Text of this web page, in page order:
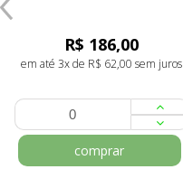
R$ 186,00
em até 3x de R$ 62,00 sem juros
comprar